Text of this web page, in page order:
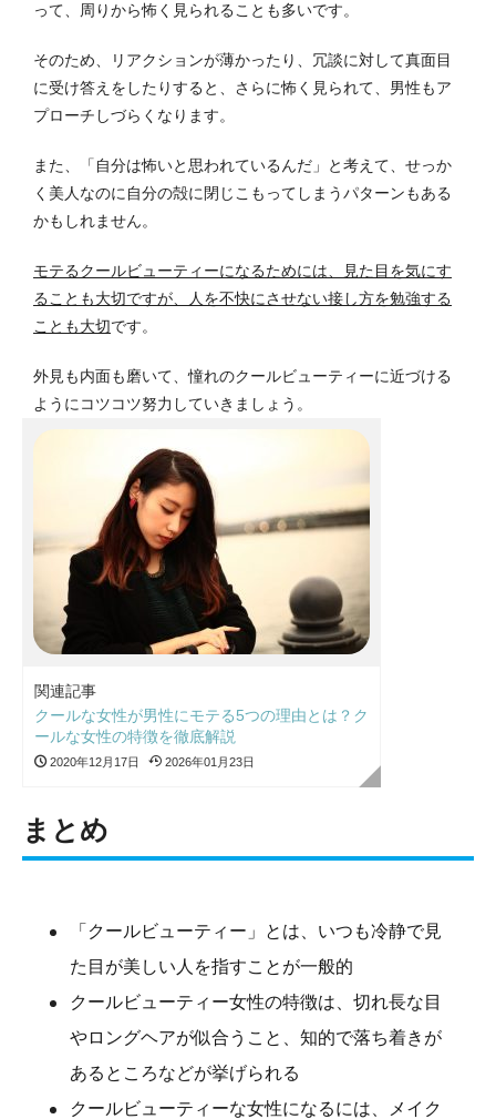
って、周りから怖く見られることも多いです。
そのため、リアクションが薄かったり、冗談に対して真面目
に受け答えをしたりすると、さらに怖く見られて、男性もア
プローチしづらくなります。
また、「自分は怖いと思われているんだ」と考えて、せっか
く美人なのに自分の殻に閉じこもってしまうパターンもある
かもしれません。
モテるクールビューティーになるためには、見た目を気にす
ることも大切ですが、人を不快にさせない接し方を勉強する
ことも大切です。
外見も内面も磨いて、憧れのクールビューティーに近づける
ようにコツコツ努力していきましょう。
関連記事
クールな女性が男性にモテる5つの理由とは？ク
ールな女性の特徴を徹底解説
2020年12月17日 2026年01月23日
まとめ
「クールビューティー」とは、いつも冷静で見
た目が美しい人を指すことが一般的
クールビューティー女性の特徴は、切れ長な目
やロングヘアが似合うこと、知的で落ち着きが
あるところなどが挙げられる
クールビューティーな女性になるには、メイク